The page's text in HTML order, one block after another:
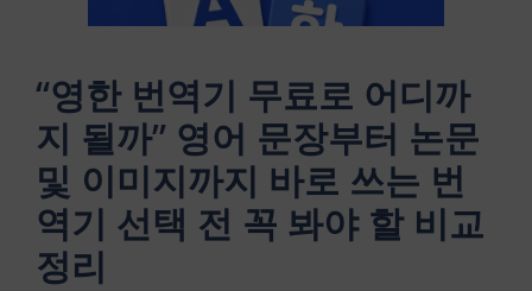
“영한 번역기 무료로 어디까
지 될까” 영어 문장부터 논문
및 이미지까지 바로 쓰는 번
역기 선택 전 꼭 봐야 할 비교
정리